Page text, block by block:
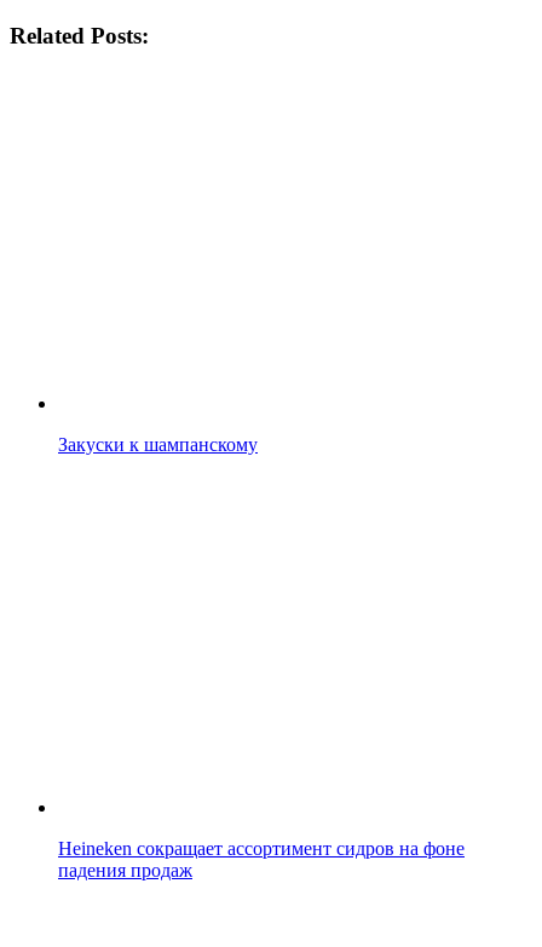
Related Posts:
Закуски к шампанскому
Heineken сокращает ассортимент сидров на фоне
падения продаж